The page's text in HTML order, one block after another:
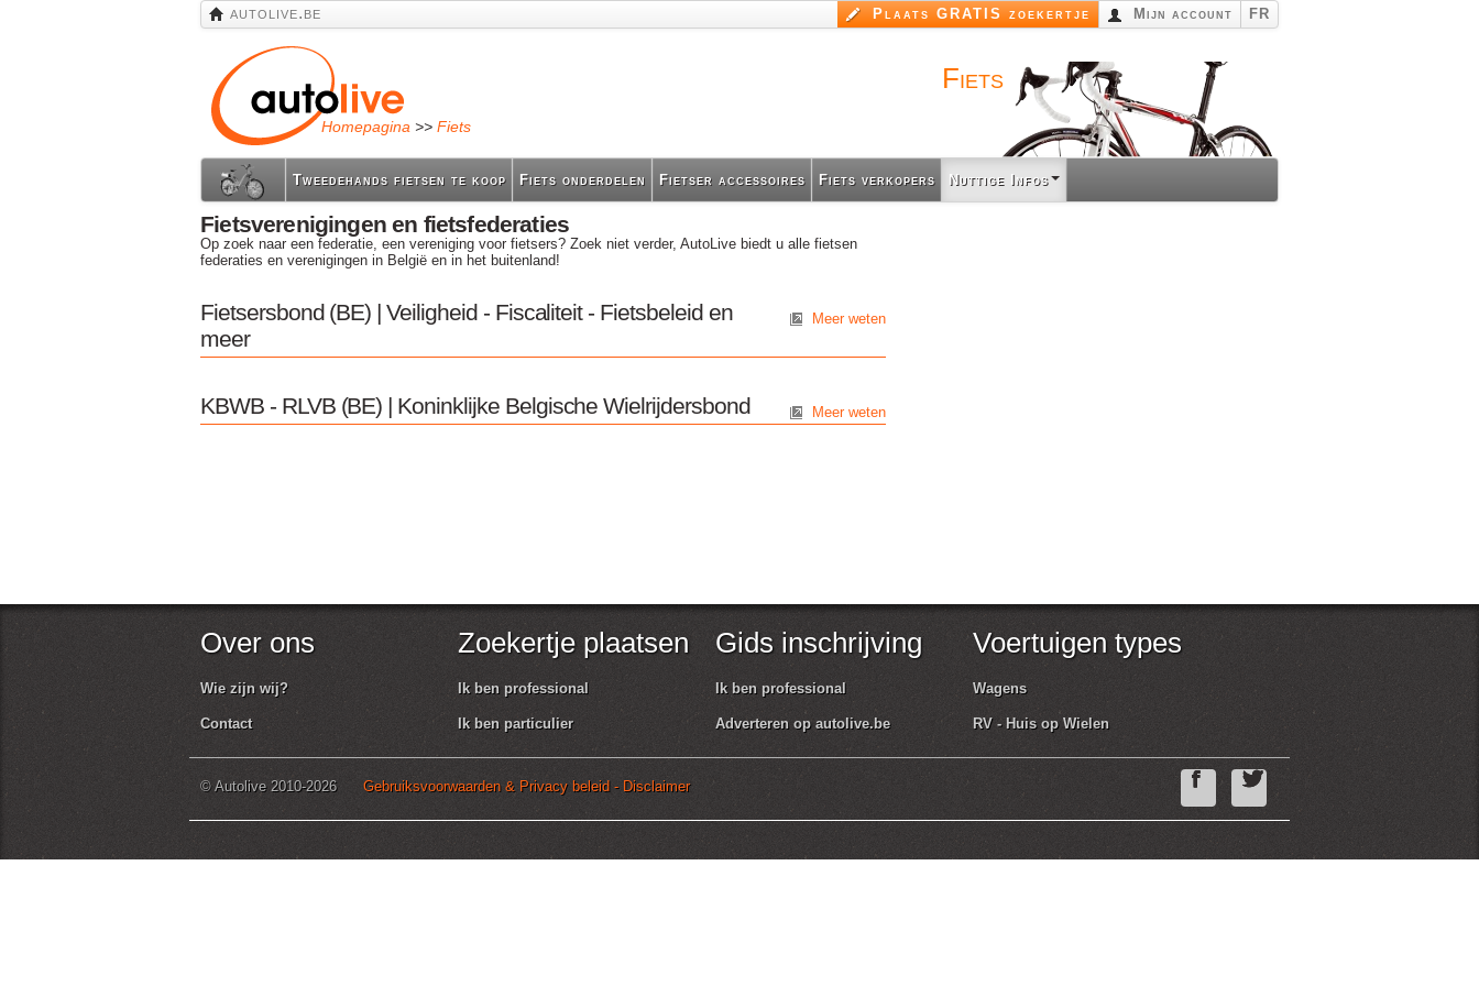
de inhoud
autolive.be Plaats GRATIS zoekertje Mijn account FR
Homepagina >> Fiets
Fiets
Tweedehands fietsen te koop Fiets onderdelen Fietser accessoires Fiets verkopers Nuttige Infos
Fietsverenigingen en fietsfederaties
Op zoek naar een federatie, een vereniging voor fietsers? Zoek niet verder, AutoLive biedt u alle fietsen
federaties en verenigingen in België en in het buitenland!
Meer weten
Fietsersbond (BE) | Veiligheid - Fiscaliteit - Fietsbeleid en
meer
Meer weten
KBWB - RLVB (BE) | Koninklijke Belgische Wielrijdersbond
Over ons
Wie zijn wij?
Contact
Zoekertje plaatsen
Ik ben professional
Ik ben particulier
Gids inschrijving
Ik ben professional
Adverteren op autolive.be
Voertuigen types
Wagens
RV - Huis op Wielen
© Autolive 2010-2026 Gebruiksvoorwaarden & Privacy beleid - Disclaimer